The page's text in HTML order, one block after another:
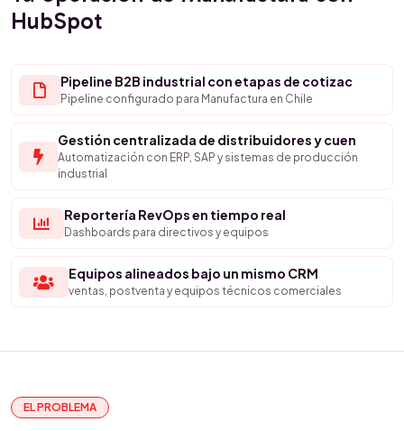
HubSpot
Pipeline B2B industrial con etapas de cotizac
Pipeline configurado para Manufactura en Chile
Gestión centralizada de distribuidores y cuen
Automatización con ERP, SAP y sistemas de producción
industrial
Reportería RevOps en tiempo real
Dashboards para directivos y equipos
Equipos alineados bajo un mismo CRM
ventas, postventa y equipos técnicos comerciales
EL PROBLEMA